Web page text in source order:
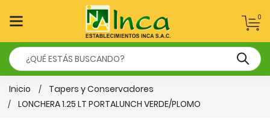
0
Inicio
Tapers y Conservadores
LONCHERA 1.25 LT PORTALUNCH VERDE/PLOMO